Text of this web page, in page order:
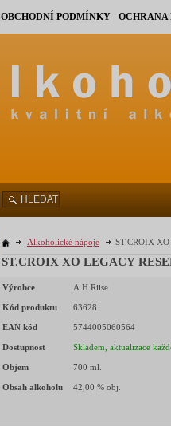
Alkoholické nápoje ST.CROIX
ST.CROIX XO LEGACY
Výrobce A.H.Riise
Kód produktu 63628
EAN kód 5744005060564
Dostupnost Skladem, aktualizace
Objem 700 ml.
Obsah alkoholu 42,00 % obj.
OBCHODNÍ PODMÍNKY -
HLEDAT